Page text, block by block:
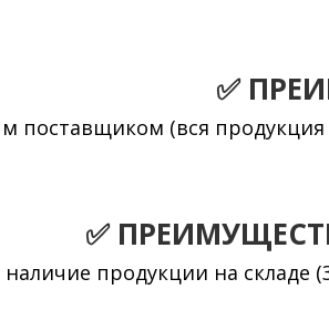
✅
поставщиком (вся
✅
продукции на складе